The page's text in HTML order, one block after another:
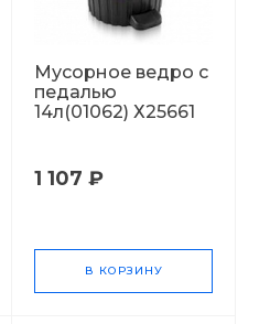
Мусорное ведро с
педалью
14л(01062) Х25661
1 107 ₽
В КОРЗИНУ